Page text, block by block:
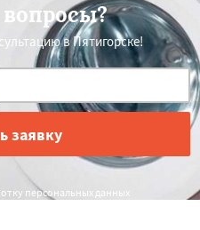
в Пятигорске!
персональных данных